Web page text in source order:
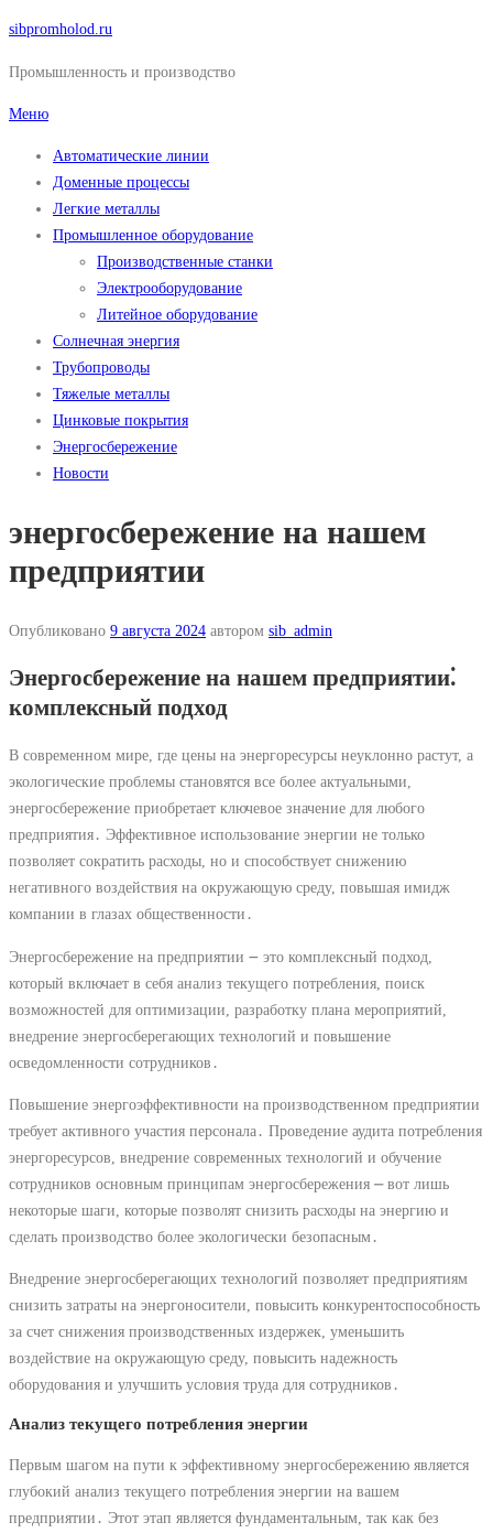
Перейти
содержимому
sibpromholod.ru
Промышленность и производство
Меню
Автоматические линии
Доменные процессы
Легкие металлы
Промышленное оборудование
Производственные станки
Электрооборудование
Литейное оборудование
Солнечная энергия
Трубопроводы
Тяжелые металлы
Цинковые покрытия
Энергосбережение
Новости
энергосбережение на нашем
предприятии
Опубликовано 9 августа 2024 автором sib_admin
Энергосбережение на нашем предприятии⁚
комплексный подход
В современном мире, где цены на энергоресурсы неуклонно растут, а
экологические проблемы становятся все более актуальными,
энергосбережение приобретает ключевое значение для любого
предприятия․ Эффективное использование энергии не только
позволяет сократить расходы, но и способствует снижению
негативного воздействия на окружающую среду, повышая имидж
компании в глазах общественности․
Энергосбережение на предприятии ౼ это комплексный подход,
который включает в себя анализ текущего потребления, поиск
возможностей для оптимизации, разработку плана мероприятий,
внедрение энергосберегающих технологий и повышение
осведомленности сотрудников․
Повышение энергоэффективности на производственном предприятии
требует активного участия персонала․ Проведение аудита потребления
энергоресурсов, внедрение современных технологий и обучение
сотрудников основным принципам энергосбережения ⎼ вот лишь
некоторые шаги, которые позволят снизить расходы на энергию и
сделать производство более экологически безопасным․
Внедрение энергосберегающих технологий позволяет предприятиям
снизить затраты на энергоносители, повысить конкурентоспособность
за счет снижения производственных издержек, уменьшить
воздействие на окружающую среду, повысить надежность
оборудования и улучшить условия труда для сотрудников․
Анализ текущего потребления энергии
Первым шагом на пути к эффективному энергосбережению является
глубокий анализ текущего потребления энергии на вашем
предприятии․ Этот этап является фундаментальным, так как без